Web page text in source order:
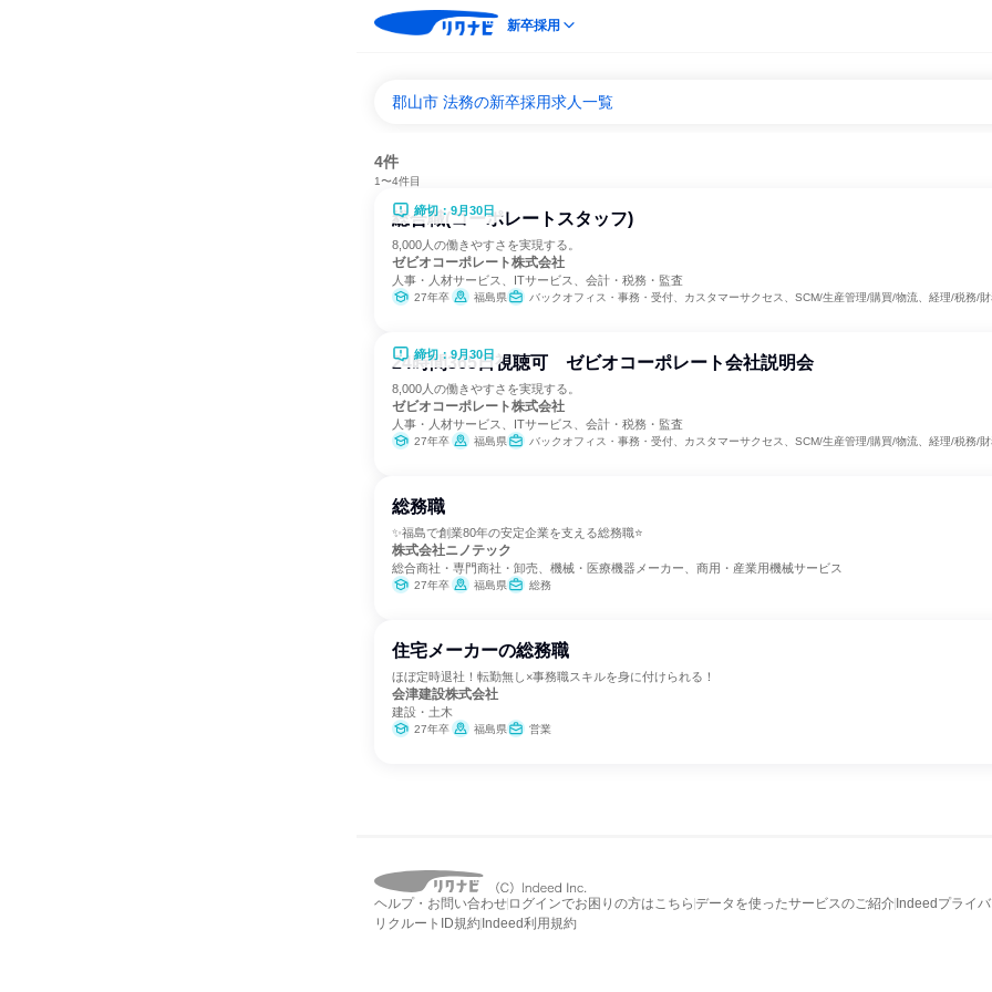
新卒採用
郡山市 法務の新卒採用求人一覧
4件
1〜4件目
締切：9月30日
総合職(コーポレートスタッフ)
8,000人の働きやすさを実現する。
ゼビオコーポレート株式会社
人事・人材サービス、ITサービス、会計・税務・監査
27年卒 福島県 バックオフィス・事務・受付、カスタマーサクセス、SCM/生産管理/購買/物流、経理/税務/財務、人事、
締切：9月30日
24時間365日視聴可 ゼビオコーポレート会社説明会
8,000人の働きやすさを実現する。
ゼビオコーポレート株式会社
人事・人材サービス、ITサービス、会計・税務・監査
27年卒 福島県 バックオフィス・事務・受付、カスタマーサクセス、SCM/生産管理/購買/物流、経理/税務/財務、人事、
総務職
✨福島で創業80年の安定企業を支える総務職⭐
株式会社ニノテック
総合商社・専門商社・卸売、機械・医療機器メーカー、商用・産業用機械サービス
27年卒 福島県 総務
住宅メーカーの総務職
ほぼ定時退社！転勤無し×事務職スキルを身に付けられる！
会津建設株式会社
建設・土木
27年卒 福島県 営業
ヘルプ・お問い合わせ ログインでお困りの方はこちら データを使ったサービスのご紹介 Indeedプライ
リクルートID規約 Indeed利用規約